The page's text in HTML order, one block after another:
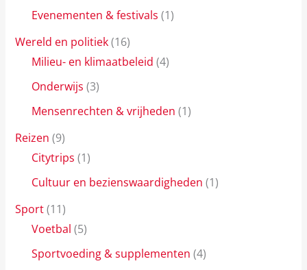
Evenementen & festivals (1)
Wereld en politiek(16)
Milieu- en klimaatbeleid (4)
Onderwijs (3)
Mensenrechten & vrijheden (1)
Reizen (9)
Citytrips (1)
Cultuur en bezienswaardigheden (1)
Sport(11)
Voetbal (5)
Sportvoeding & supplementen (4)